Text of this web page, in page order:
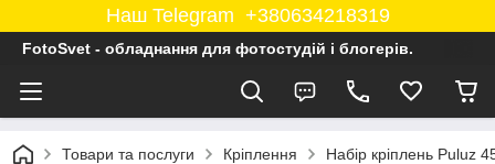
Наш Telegram +380634218319
FotoSvet - обладнання для фотостудій і блогерів.
Товари та послуги Кріплення Набір кріплень Puluz